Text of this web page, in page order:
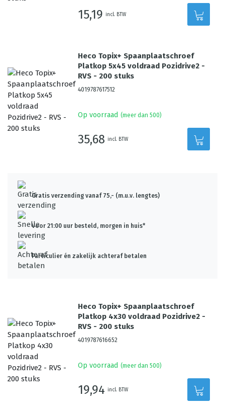
15,19 incl. BTW
Heco Topix+ Spaanplaatschroef
Platkop 5x45 voldraad Pozidrive2 -
RVS - 200 stuks
4019787617512
Op voorraad (meer dan 500)
35,68 incl. BTW
Gratis verzending vanaf 75,- (m.u.v. lengtes)
Voor 21:00 uur besteld, morgen in huis*
Particulier én zakelijk achteraf betalen
Heco Topix+ Spaanplaatschroef
Platkop 4x30 voldraad Pozidrive2 -
RVS - 200 stuks
4019787616652
Op voorraad (meer dan 500)
19,94 incl. BTW